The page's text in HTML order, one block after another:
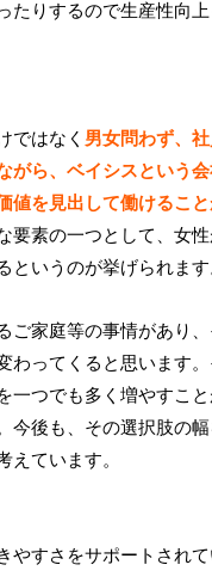
たりするので生産性向
ではなく 男女問わず、
がら、ベイシスという
値を見出して働けるこ
要素の一つとして、女性
というのが挙げられます
ご家庭等の事情があり
わってくると思います
一つでも多く増やすこ
今後も、その選択肢の
えています。
やすさをサポートされ